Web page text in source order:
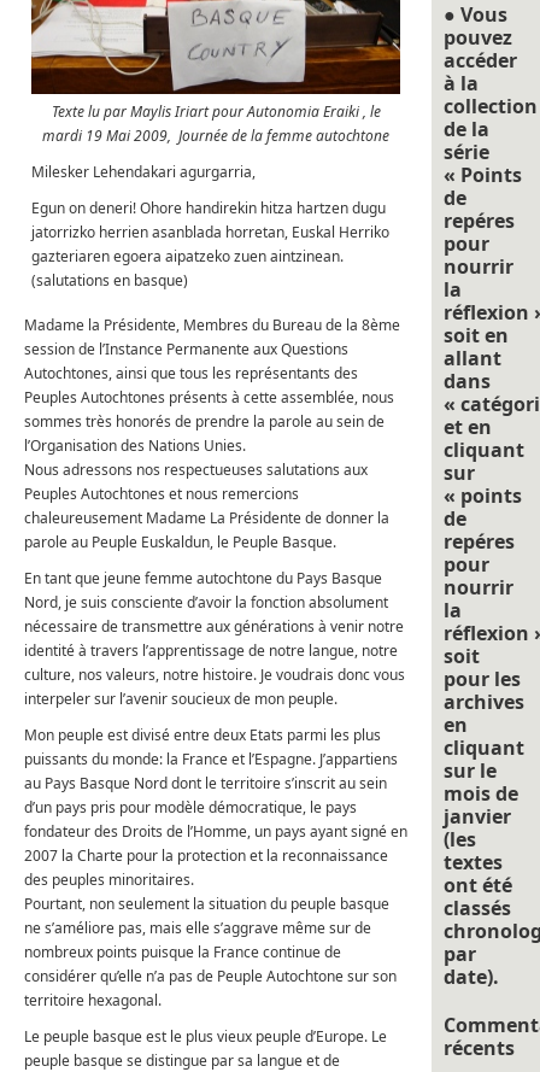
Texte lu par Maylis Iriart pour Autonomia Eraiki , le
mardi 19 Mai 2009, Journée de la femme autochtone
Milesker Lehendakari agurgarria,
Egun on deneri! Ohore handirekin hitza hartzen dugu
jatorrizko herrien asanblada horretan, Euskal Herriko
gazteriaren egoera aipatzeko zuen aintzinean.
(salutations en basque)
Madame la Présidente, Membres du Bureau de la 8ème
session de l’Instance Permanente aux Questions
Autochtones, ainsi que tous les représentants des
Peuples Autochtones présents à cette assemblée, nous
sommes très honorés de prendre la parole au sein de
l’Organisation des Nations Unies.
Nous adressons nos respectueuses salutations aux
Peuples Autochtones et nous remercions
chaleureusement Madame La Présidente de donner la
parole au Peuple Euskaldun, le Peuple Basque.
En tant que jeune femme autochtone du Pays Basque
Nord, je suis consciente d’avoir la fonction absolument
nécessaire de transmettre aux générations à venir notre
identité à travers l’apprentissage de notre langue, notre
culture, nos valeurs, notre histoire. Je voudrais donc vous
interpeler sur l’avenir soucieux de mon peuple.
Mon peuple est divisé entre deux Etats parmi les plus
puissants du monde: la France et l’Espagne. J’appartiens
au Pays Basque Nord dont le territoire s’inscrit au sein
d’un pays pris pour modèle démocratique, le pays
fondateur des Droits de l’Homme, un pays ayant signé en
2007 la Charte pour la protection et la reconnaissance
des peuples minoritaires.
Pourtant, non seulement la situation du peuple basque
ne s’améliore pas, mais elle s’aggrave même sur de
nombreux points puisque la France continue de
considérer qu’elle n’a pas de Peuple Autochtone sur son
territoire hexagonal.
Le peuple basque est le plus vieux peuple d’Europe. Le
peuple basque se distingue par sa langue et de
● Vous
pouvez
accéder
à la
collection
de la
série
« Points
de
repéres
pour
nourrir
la
réflexion
soit en
allant
dans
«
et en
cliquant
sur
« points
de
repéres
pour
nourrir
la
réflexion
soit
pour les
archives
en
cliquant
sur le
mois de
janvier
(les
textes
ont été
classés
par
date).
récents